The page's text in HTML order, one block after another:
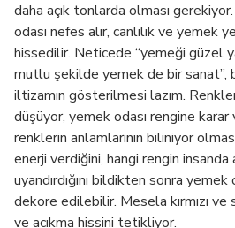
daha açık tonlarda olması
odası nefes alır, canlılık ve yemek
hissedilir. Neticede “yemeği güzel
mutlu şekilde yemek de bir sanat”,
iltizamın gösterilmesi lazım.
düşüyor, yemek odası rengine
renklerin anlamlarının biliniyor
enerji verdiğini, hangi rengin insanda
uyandırdığını bildikten sonra yemek
dekore edilebilir. Mesela kırmızı ve
ve acıkma hissini tetikliyor.